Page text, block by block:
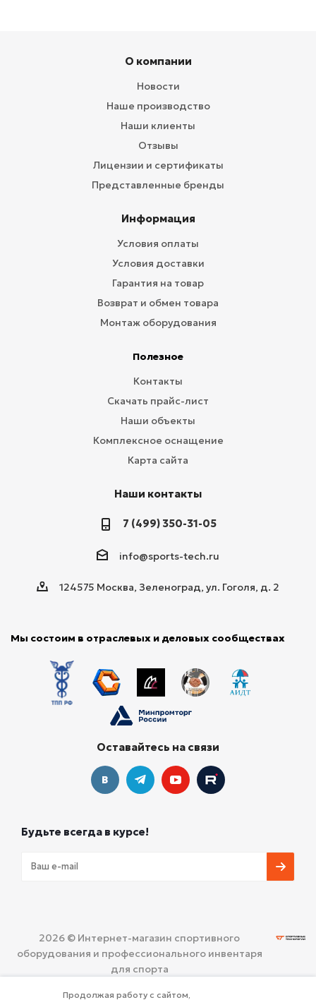
О компании
Новости
Наше производство
Наши клиенты
Отзывы
Лицензии и сертификаты
Представленные бренды
Информация
Условия оплаты
Условия доставки
Гарантия на товар
Возврат и обмен товара
Монтаж оборудования
Полезное
Контакты
Скачать прайс-лист
Наши объекты
Комплексное оснащение
Карта сайта
Наши контакты
7 (499) 350-31-05
info@sports-tech.ru
124575 Москва, Зеленоград, ул. Гоголя, д. 2
Мы состоим в отраслевых и деловых сообществах
Оставайтесь на связи
Будьте всегда в курсе!
2026 © Интернет-магазин спортивного
оборудования и профессионального инвентаря
для спорта
Продолжая работу с сайтом,